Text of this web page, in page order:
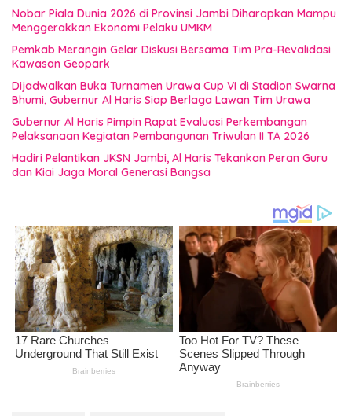
Nobar Piala Dunia 2026 di Provinsi Jambi Diharapkan Mampu
Menggerakkan Ekonomi Pelaku UMKM
Pemkab Merangin Gelar Diskusi Bersama Tim Pra-Revalidasi
Kawasan Geopark
Dijadwalkan Buka Turnamen Urawa Cup VI di Stadion Swarna
Bhumi, Gubernur Al Haris Siap Berlaga Lawan Tim Urawa
Gubernur Al Haris Pimpin Rapat Evaluasi Perkembangan
Pelaksanaan Kegiatan Pembangunan Triwulan II TA 2026
Hadiri Pelantikan JKSN Jambi, Al Haris Tekankan Peran Guru
dan Kiai Jaga Moral Generasi Bangsa